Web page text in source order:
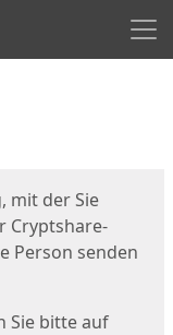
mit der Sie
Cryptshare-
Person senden
Sie bitte auf